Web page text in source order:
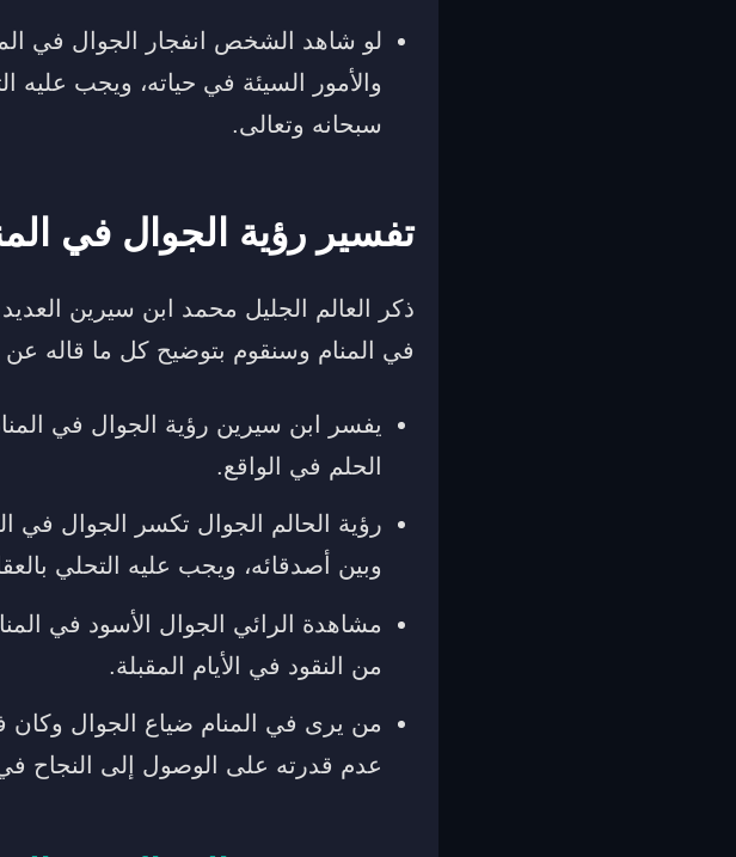
لو شاهد الشخص انفجار الجوال في
والأمور السيئة في حياته، ويجب
سبحانه وتعالى.
تفسير رؤية الجوال في
ذكر العالم الجليل محمد ابن سيرين
في المنام وسنقوم بتوضيح كل ما قاله عن
يفسر ابن سيرين رؤية الجوال في
الحلم في الواقع.
رؤية الحالم الجوال تكسر الجوال في
وبين أصدقائه، ويجب عليه التحلي
مشاهدة الرائي الجوال الأسود في
من النقود في الأيام المقبلة.
من يرى في المنام ضياع الجوال
عدم قدرته على الوصول إلى النجاح في